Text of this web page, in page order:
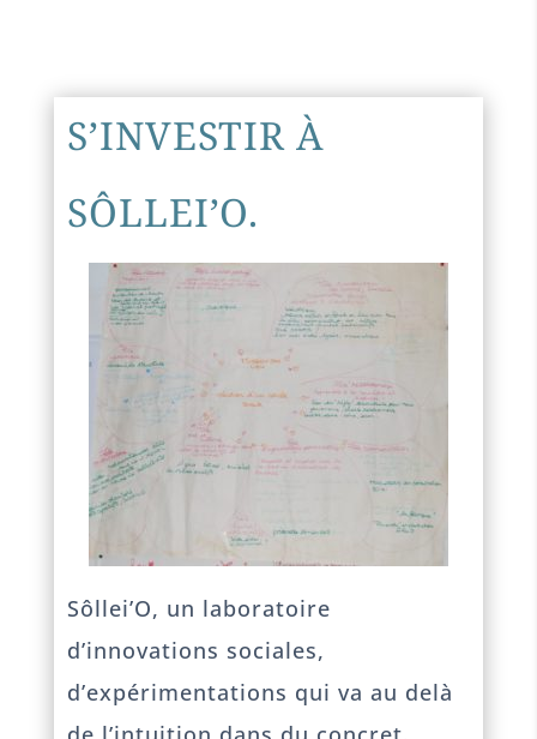
S’INVESTIR À
SÔLLEI’O.
Sôllei’O, un laboratoire
d’innovations sociales,
d’expérimentations qui va au delà